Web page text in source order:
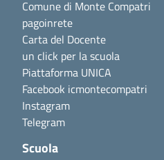
Comune di Monte Compatri
pagoinrete
Carta del Docente
un click per la scuola
Piattaforma UNICA
Facebook icmontecompatri
Instagram
Telegram
Scuola